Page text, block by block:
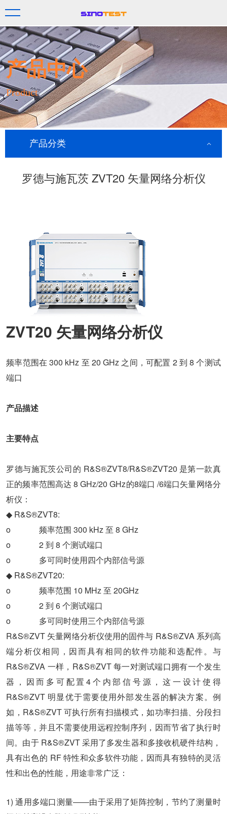
产品中心
Product
产品分类
罗德与施瓦茨 ZVT20 矢量网络分析仪
ZVT20 矢量网络分析仪
频率范围在 300 kHz 至 20 GHz 之间，可配置 2 到 8 个测试
端口
产品描述
主要特点
罗德与施瓦茨公司的 R&S®ZVT8/R&S®ZVT20 是第一款真
正的频率范围高达 8 GHz/20 GHz的8端口 /6端口矢量网络分
析仪：
◆ R&S®ZVT8:
o 频率范围 300 kHz 至 8 GHz
o 2 到 8 个测试端口
o 多可同时使用四个内部信号源
◆ R&S®ZVT20:
o 频率范围 10 MHz 至 20GHz
o 2 到 6 个测试端口
o 多可同时使用三个内部信号源
R&S®ZVT 矢量网络分析仪使用的固件与 R&S®ZVA 系列高
端分析仪相同，因而具有相同的软件功能和选配件。与
R&S®ZVA 一样，R&S®ZVT 每一对测试端口拥有一个发生
器，因而多可配置4个内部信号源，这一设计使得
R&S®ZVT 明显优于需要使用外部发生器的解决方案。例
如，R&S®ZVT 可执行所有扫描模式，如功率扫描、分段扫
描等等，并且不需要使用远程控制序列，因而节省了执行时
间。由于 R&S®ZVT 采用了多发生器和多接收机硬件结构，
具有出色的 RF 特性和众多软件功能，因而具有独特的灵活
性和出色的性能，用途非常广泛：
1) 通用多端口测量――由于采用了矩阵控制，节约了测量时